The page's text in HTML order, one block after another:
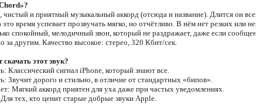
чистый и приятный музыкальный аккорд (отсюда и название). Длится он
это время успевает прозвучать мягко, но отчётливо. В нём нет резких или
спокойный, мелодичный звон, который не раздражает, даже если
за другим. Качество высокое: стерео, 320 Кбит/сек.
этот звук?
Классический сигнал iPhone, который знают все.
Звучит дорого и стильно, в отличие от стандартных «бипов».
Мягкий аккорд приятен для уха даже при частых уведомлениях.
тех, кто ценит старые добрые звуки Apple.